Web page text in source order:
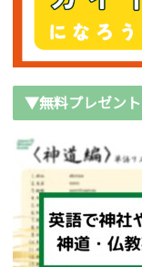
▼無料プレゼント